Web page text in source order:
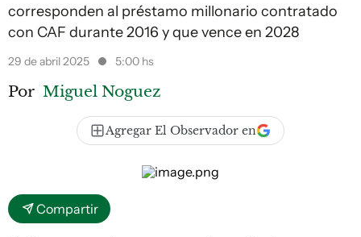
corresponden al préstamo millonario contratado
con CAF durante 2016 y que vence en 2028
29 de abril 2025 5:00 hs
Por Miguel Noguez
Agregar El Observador en
Compartir